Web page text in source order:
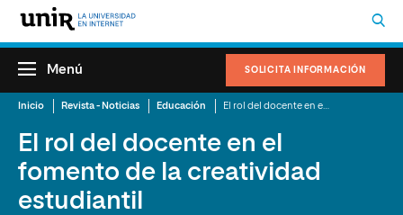
SOLICITA INFORMACIÓN
Menú
Inicio Revista - Noticias Educación
El rol del docente en el
fomento de la creatividad
estudiantil